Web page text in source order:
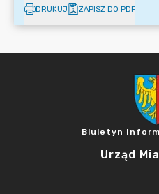
DRUKUJ ZAPISZ DO PDF
Biuletyn
Urząd